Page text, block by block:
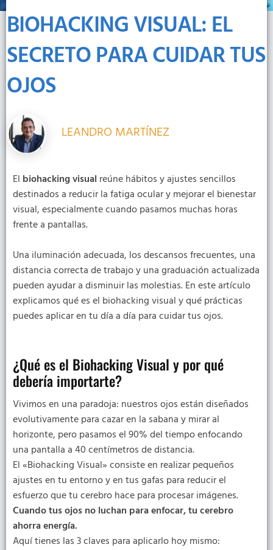
BIOHACKING VISUAL: EL
SECRETO PARA CUIDAR TUS
OJOS
LEANDRO MARTÍNEZ
El biohacking visual reúne hábitos y ajustes sencillos
destinados a reducir la fatiga ocular y mejorar el bienestar
visual, especialmente cuando pasamos muchas horas
frente a pantallas.
Una iluminación adecuada, los descansos frecuentes, una
distancia correcta de trabajo y una graduación actualizada
pueden ayudar a disminuir las molestias. En este artículo
explicamos qué es el biohacking visual y qué prácticas
puedes aplicar en tu día a día para cuidar tus ojos.
¿Qué es el Biohacking Visual y por qué
debería importarte?
Vivimos en una paradoja: nuestros ojos están diseñados
evolutivamente para cazar en la sabana y mirar al
horizonte, pero pasamos el 90% del tiempo enfocando
una pantalla a 40 centímetros de distancia.
El «Biohacking Visual» consiste en realizar pequeños
ajustes en tu entorno y en tus gafas para reducir el
esfuerzo que tu cerebro hace para procesar imágenes.
Cuando tus ojos no luchan para enfocar, tu cerebro
ahorra energía.
Aquí tienes las 3 claves para aplicarlo hoy mismo: